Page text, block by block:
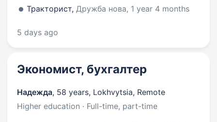
Тракторист, Дружба нова, 1 year 4 months
5 days ago
Экономист, бухгалтер
Надежда, 58 years, Lokhvytsia, Remote
Higher education · Full-time, part-time